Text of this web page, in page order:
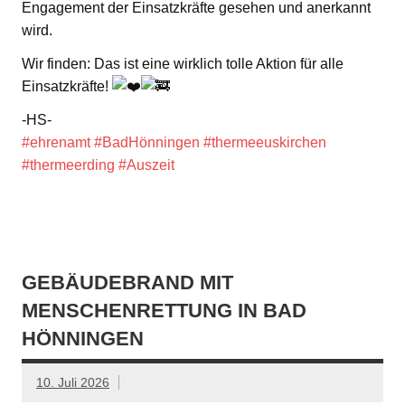
Engagement der Einsatzkräfte gesehen und anerkannt
wird.
Wir finden: Das ist eine wirklich tolle Aktion für alle
Einsatzkräfte!
-HS-
#ehrenamt #BadHönningen #thermeeuskirchen
#thermeerding #Auszeit
GEBÄUDEBRAND MIT
MENSCHENRETTUNG IN BAD
HÖNNINGEN
10. Juli 2026